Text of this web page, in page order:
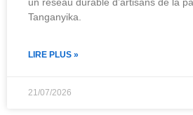
un réseau durable d’artisans de la
Tanganyika.
LIRE PLUS »
21/07/2026